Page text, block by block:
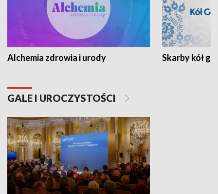
Alchemia zdrowia i urody Skarby kół
GALE I UROCZYSTOŚCI